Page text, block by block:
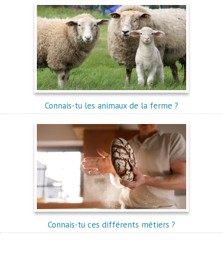
Connais-tu les animaux de la ferme ?
Connais-tu ces différents métiers ?